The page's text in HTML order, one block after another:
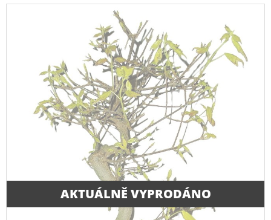
AKTUÁLNĚ VYPRODÁNO